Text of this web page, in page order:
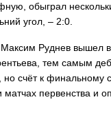
обыграл
угол, – 2:0.
Руднев вышел
тем самым
счёт к финальному
первенства и